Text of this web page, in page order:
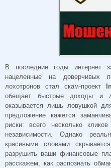
В последние годы интернет
нацеленные на доверчивых
лохотронов стал скам-проект
обещает быстрые доходы и
оказывается лишь ловушкой
предложение кажется
риски: всего несколько
независимости. Однако
красивыми словами
разрушить ваши финансовые
расскажем, как распознать